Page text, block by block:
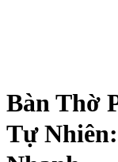
Bàn Thờ
Tự